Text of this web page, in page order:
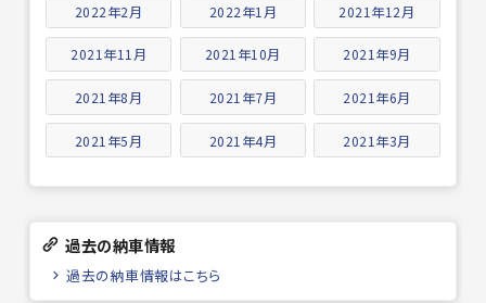
2022年2月 2022年1月 2021年12月
2021年11月 2021年10月 2021年9月
2021年8月 2021年7月 2021年6月
2021年5月 2021年4月 2021年3月
過去の納車情報
過去の納車情報はこちら